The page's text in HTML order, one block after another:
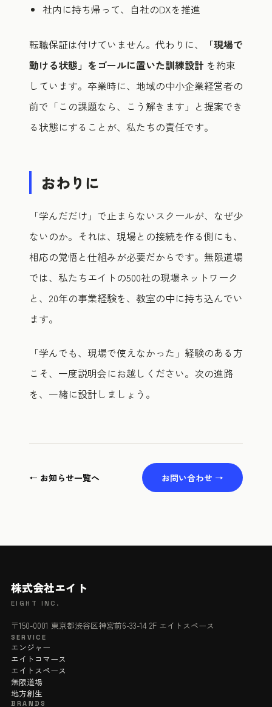
社内に持ち帰って、自社のDXを推進
転職保証は付けていません。代わりに、
「現場で
動ける状態」をゴールに置いた訓練設計 を約束
しています。卒業時に、地域の中小企業経営者の
前で「この課題なら、こう解きます」と提案でき
る状態にすることが、私たちの責任です。
おわりに
「学んだだけ」で止まらないスクールが、なぜ少
ないのか。それは、現場との接続を作る側にも、
相応の覚悟と仕組みが必要だからです。無限道場
では、私たちエイトの500社の現場ネットワーク
と、20年の事業経験を、教室の中に持ち込んでい
ます。
「学んでも、現場で使えなかった」経験のある方
こそ、一度説明会にお越しください。次の進路
を、一緒に設計しましょう。
← お知らせ一覧へ お問い合わせ →
株式会社エイト
EIGHT INC.
〒150-0001 東京都渋谷区神宮前6-33-14 2F エイトスペース
SERVICE
エンジャー
エイトコマース
エイトスペース
無限道場
地方創生
BRANDS